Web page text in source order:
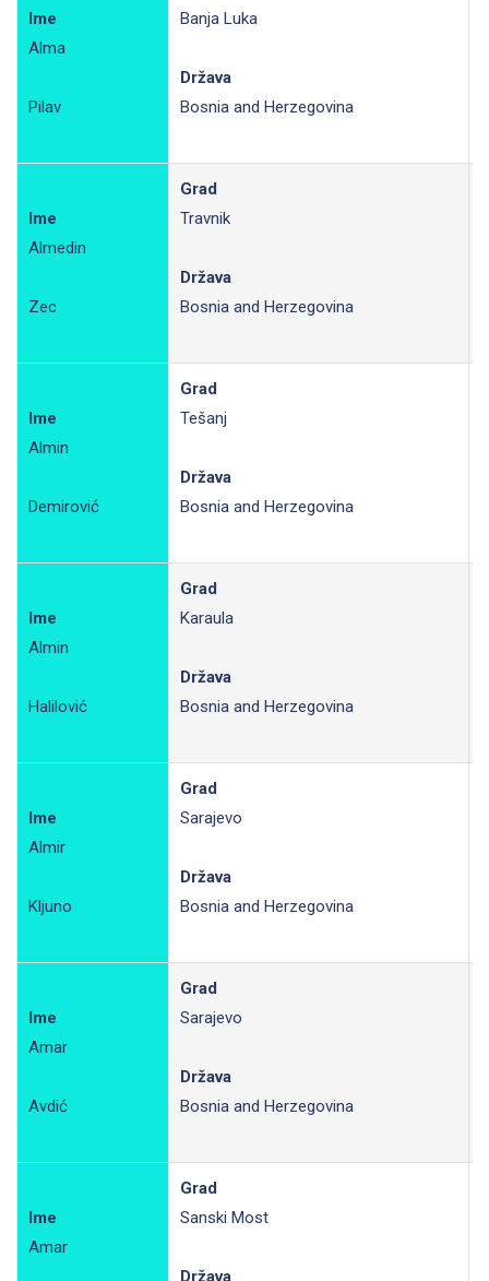
Ime
Alma
Pilav
Banja Luka
Država
Bosnia and Herzegovina
Ime
Almedin
Zec
Grad
Travnik
Država
Bosnia and Herzegovina
Ime
Almin
Demirović
Grad
Tešanj
Država
Bosnia and Herzegovina
Ime
Almin
Halilović
Grad
Karaula
Država
Bosnia and Herzegovina
Ime
Almir
Kljuno
Grad
Sarajevo
Država
Bosnia and Herzegovina
Ime
Amar
Avdić
Grad
Sarajevo
Država
Bosnia and Herzegovina
Ime
Amar
Grad
Sanski Most
Država